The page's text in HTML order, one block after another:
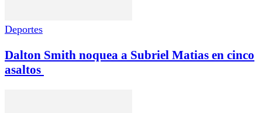
Deportes
Dalton Smith noquea a Subriel Matias en cinco
asaltos